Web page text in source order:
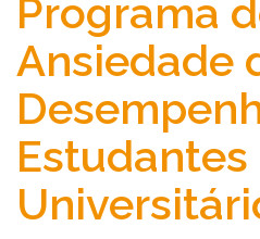
Programa
Ansiedade
Estudantes